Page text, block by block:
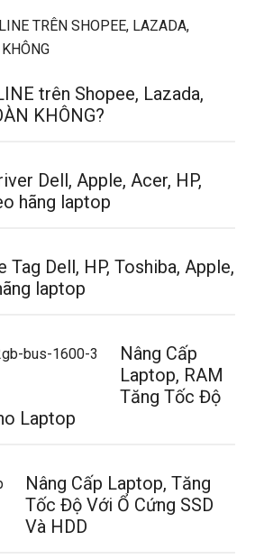
trên Shopee, Lazada,
KHÔNG?
Dell, Apple, Acer, HP,
hãng laptop
Tag Dell, HP, Toshiba, Apple,
laptop
Nâng Cấp
Laptop, RAM
Tăng Tốc Độ
Laptop
Nâng Cấp Laptop, Tăng
Tốc Độ Với Ổ Cứng SSD
Và HDD